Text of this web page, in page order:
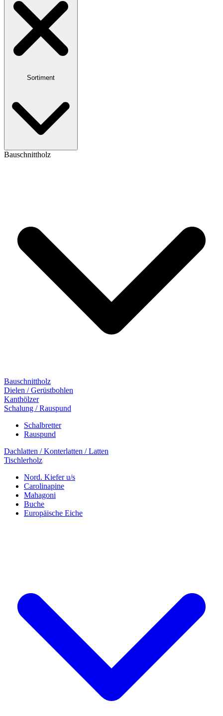
Sortiment
Bauschnittholz
Bauschnittholz
Dielen / Gerüstbohlen
Kanthölzer
Schalung / Rauspund
Schalbretter
Rauspund
Dachlatten / Konterlatten / Latten
Tischlerholz
Nord. Kiefer u/s
Carolinapine
Mahagoni
Buche
Europäische Eiche